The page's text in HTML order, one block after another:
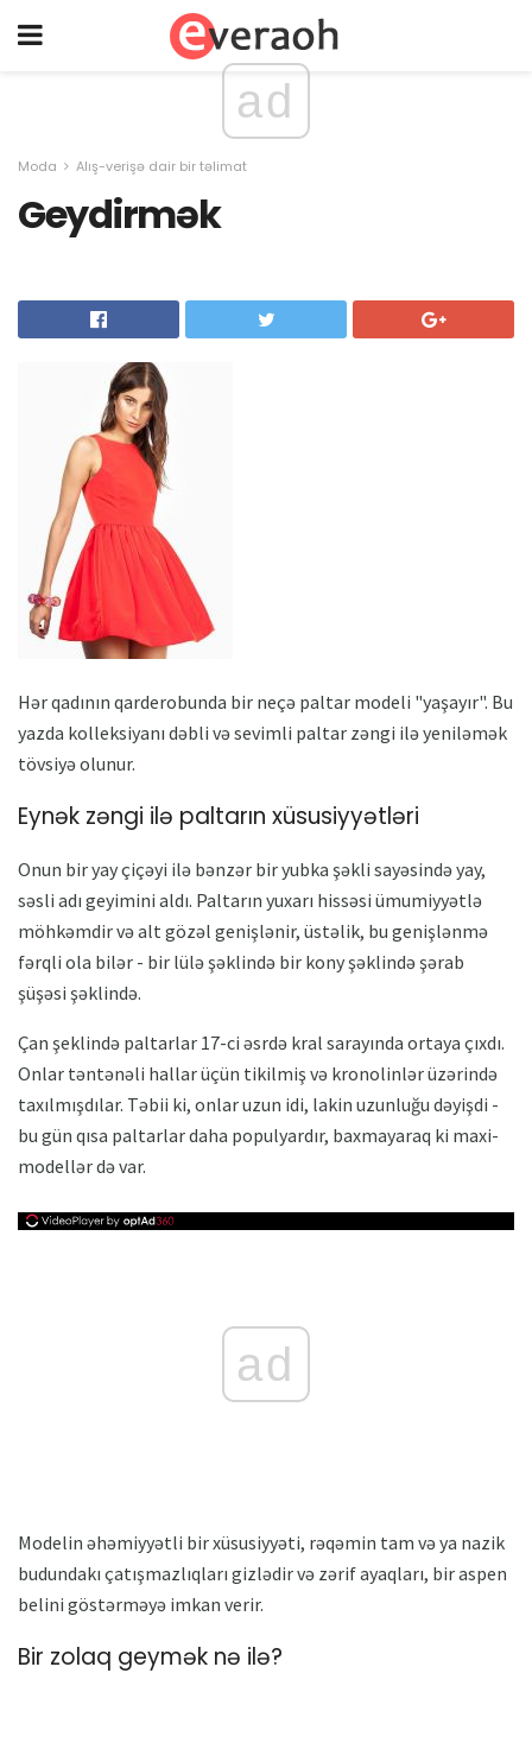
ad
Moda Alış-verişə dair bir təlimat
Geydirmək
Hər qadının qarderobunda bir neçə paltar modeli "yaşayır". Bu
yazda kolleksiyanı dəbli və sevimli paltar zəngi ilə yeniləmək
tövsiyə olunur.
Eynək zəngi ilə paltarın xüsusiyyətləri
Onun bir yay çiçəyi ilə bənzər bir yubka şəkli sayəsində yay,
səsli adı geyimini aldı. Paltarın yuxarı hissəsi ümumiyyətlə
möhkəmdir və alt gözəl genişlənir, üstəlik, bu genişlənmə
fərqli ola bilər - bir lülə şəklində bir kony şəklində şərab
şüşəsi şəklində.
Çan şeklində paltarlar 17-ci əsrdə kral sarayında ortaya çıxdı.
Onlar təntənəli hallar üçün tikilmiş və kronolinlər üzərində
taxılmışdılar. Təbii ki, onlar uzun idi, lakin uzunluğu dəyişdi -
bu gün qısa paltarlar daha populyardır, baxmayaraq ki maxi-
modellər də var.
ad
Modelin əhəmiyyətli bir xüsusiyyəti, rəqəmin tam və ya nazik
budundakı çatışmazlıqları gizlədir və zərif ayaqları, bir aspen
belini göstərməyə imkan verir.
Bir zolaq geymək nə ilə?